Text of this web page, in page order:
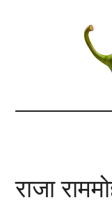
राजा